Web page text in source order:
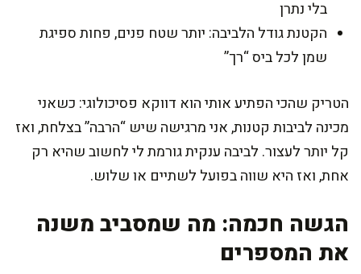
בלי נתרן
הקטנת גודל הלביבה: יותר שטח פנים, פחות ספיגת
שמן לכל ביס “רך”
הטריק שהכי הפתיע אותי הוא דווקא פסיכולוגי: כשאני
מכינה לביבות קטנות, אני מרגישה שיש “הרבה” בצלחת, ואז
קל יותר לעצור. לביבה ענקית גורמת לי לחשוב שהיא רק
אחת, ואז היא שווה בפועל לשתיים או שלוש.
הגשה חכמה: מה שמסביב משנה
את המספרים